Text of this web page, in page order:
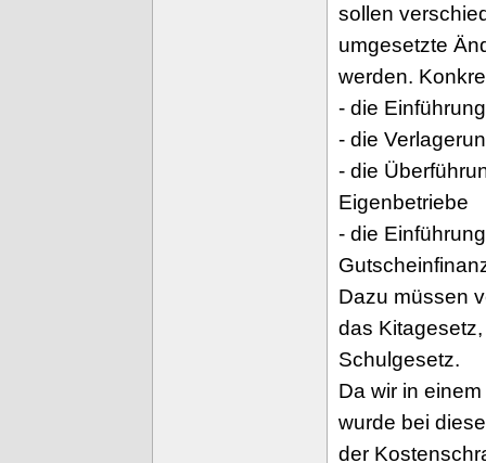
sollen
umgesetzte
werden.
- die
- die
- die
Eigenbetriebe
- die
Dazu müssen
das
Schulgesetz.
Da wir in
wurde bei
der